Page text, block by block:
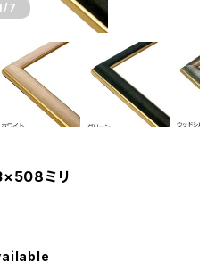
/7
ミリ